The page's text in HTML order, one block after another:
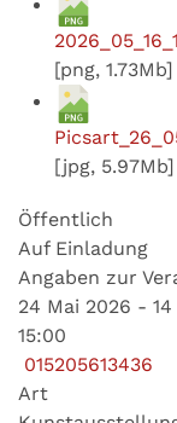
[png, 1.73Mb]
[jpg, 5.97Mb]
Öffentlich
Auf Einladung
Angaben zur
24 Mai 2026 -
15:00
015205613436
Art